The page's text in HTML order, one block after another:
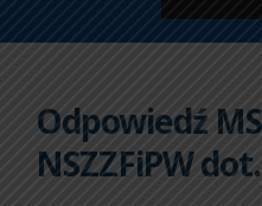
Odpowiedź
NSZZFiPW